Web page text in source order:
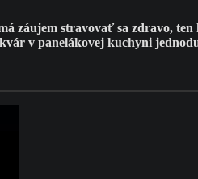
záujem stravovať sa zdravo,
v panelákovej kuchyni